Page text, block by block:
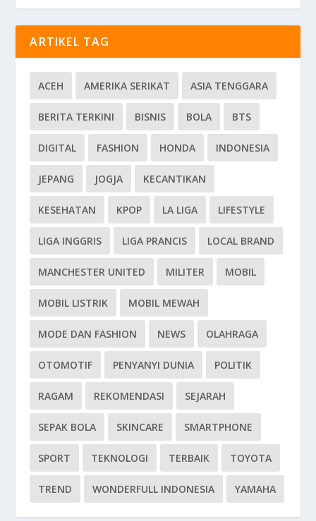
ARTIKEL TAG
ACEH AMERIKA SERIKAT ASIA TENGGARA
BERITA TERKINI BISNIS BOLA BTS
DIGITAL FASHION HONDA INDONESIA
JEPANG JOGJA KECANTIKAN
KESEHATAN KPOP LA LIGA LIFESTYLE
LIGA INGGRIS LIGA PRANCIS LOCAL BRAND
MANCHESTER UNITED MILITER MOBIL
MOBIL LISTRIK MOBIL MEWAH
MODE DAN FASHION NEWS OLAHRAGA
OTOMOTIF PENYANYI DUNIA POLITIK
RAGAM REKOMENDASI SEJARAH
SEPAK BOLA SKINCARE SMARTPHONE
SPORT TEKNOLOGI TERBAIK TOYOTA
TREND WONDERFULL INDONESIA YAMAHA